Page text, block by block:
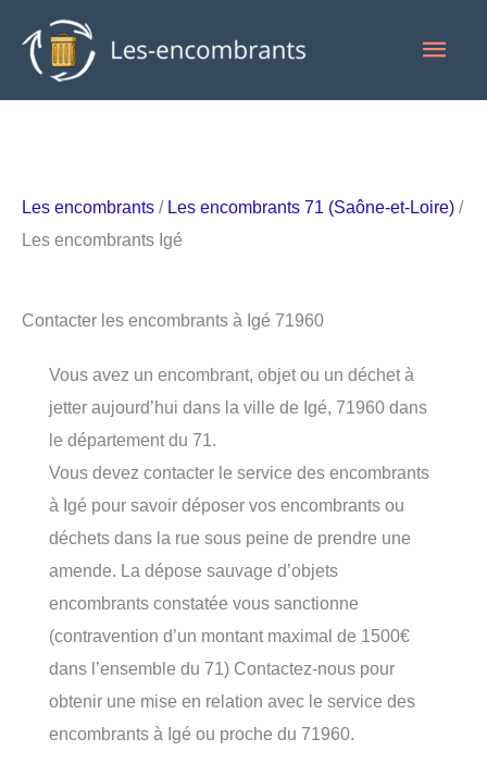
contenu
Les encombrants / Les encombrants 71 (Saône-et-Loire) /
Les encombrants Igé
Contacter les encombrants à Igé 71960
Vous avez un encombrant, objet ou un déchet à
jetter aujourd’hui dans la ville de Igé, 71960 dans
le département du 71.
Vous devez contacter le service des encombrants
à Igé pour savoir déposer vos encombrants ou
déchets dans la rue sous peine de prendre une
amende. La dépose sauvage d’objets
encombrants constatée vous sanctionne
(contravention d’un montant maximal de 1500€
dans l’ensemble du 71) Contactez-nous pour
obtenir une mise en relation avec le service des
encombrants à Igé ou proche du 71960.